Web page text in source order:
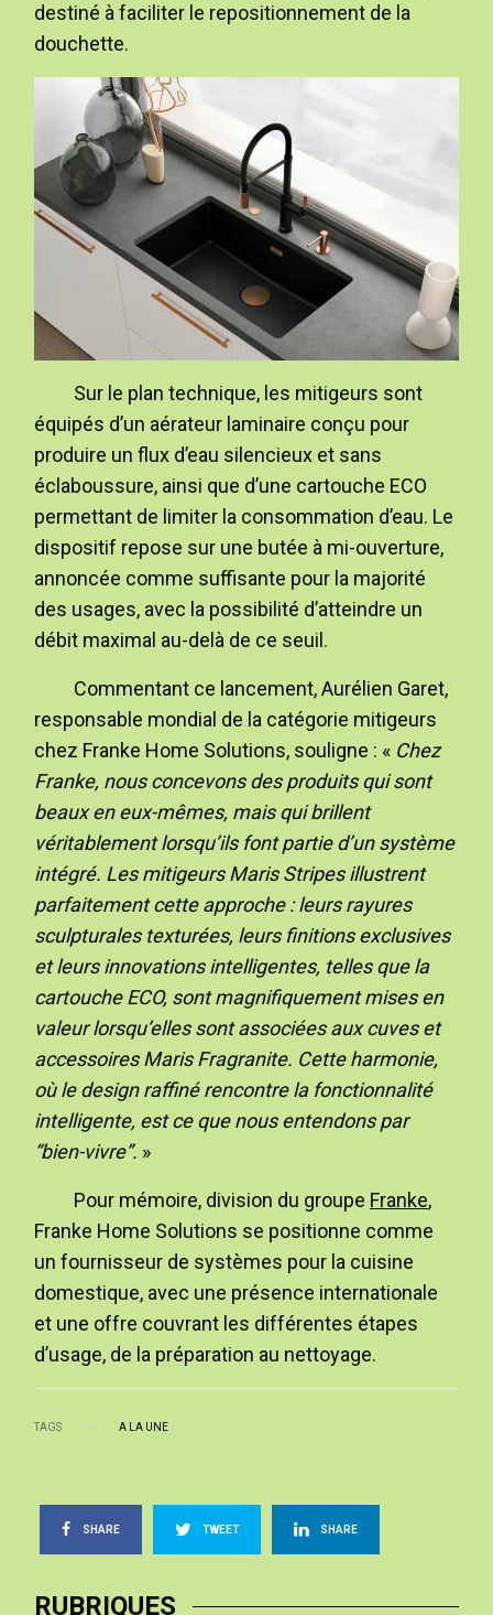
destiné à faciliter le repositionnement de la
douchette.
Sur le plan technique, les mitigeurs sont
équipés d’un aérateur laminaire conçu pour
produire un flux d’eau silencieux et sans
éclaboussure, ainsi que d’une cartouche ECO
permettant de limiter la consommation d’eau. Le
dispositif repose sur une butée à mi-ouverture,
annoncée comme suffisante pour la majorité
des usages, avec la possibilité d’atteindre un
débit maximal au-delà de ce seuil.
Commentant ce lancement, Aurélien Garet,
responsable mondial de la catégorie mitigeurs
chez Franke Home Solutions, souligne : « Chez
Franke, nous concevons des produits qui sont
beaux en eux-mêmes, mais qui brillent
véritablement lorsqu’ils font partie d’un système
intégré. Les mitigeurs Maris Stripes illustrent
parfaitement cette approche : leurs rayures
sculpturales texturées, leurs finitions exclusives
et leurs innovations intelligentes, telles que la
cartouche ECO, sont magnifiquement mises en
valeur lorsqu’elles sont associées aux cuves et
accessoires Maris Fragranite. Cette harmonie,
où le design raffiné rencontre la fonctionnalité
intelligente, est ce que nous entendons par
“bien-vivre”. »
Pour mémoire, division du groupe Franke,
Franke Home Solutions se positionne comme
un fournisseur de systèmes pour la cuisine
domestique, avec une présence internationale
et une offre couvrant les différentes étapes
d’usage, de la préparation au nettoyage.
TAGS A LA UNE
SHARE TWEET SHARE
RUBRIQUES